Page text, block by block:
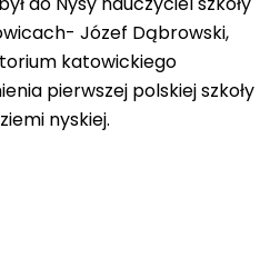
Józef Dąbrowski,
katowickiego
pierwszej polskiej szkoły
nyskiej.